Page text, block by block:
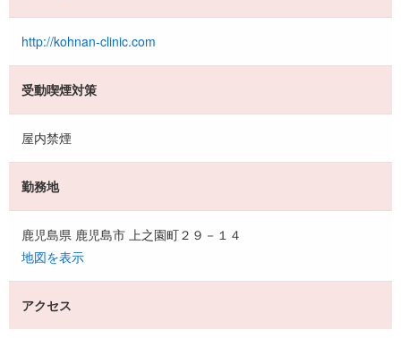
http://kohnan-clinic.com
受動喫煙対策
屋内禁煙
勤務地
鹿児島県 鹿児島市 上之園町２９－１４
地図を表示
アクセス